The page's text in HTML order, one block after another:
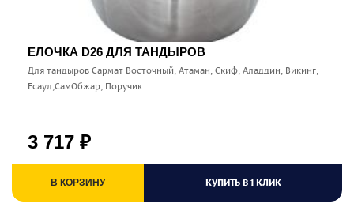
ЕЛОЧКА D26 ДЛЯ ТАНДЫРОВ
Для тандыров Сармат Восточный, Атаман, Скиф, Аладдин, Викинг,
Есаул,СамОбжар, Поручик.
3 717 ₽
В КОРЗИНУ КУПИТЬ В 1 КЛИК